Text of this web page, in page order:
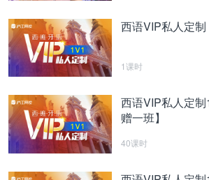
已生效的判决书载明：该员工早在
书面警告，被告知不得在早晨7:30
进入工作场所。然而次月，她仍有
上班时间前提早30至45分钟打卡。
到警告后，该行为在后续两周内仍
启动解雇程序。庭审中，员工辩称
工作负荷，且公司对此行为已容忍
确认，无其他员工提前到岗，且该
西语VIP私人定制
1课时
西语VIP私人定
赠一班】
40课时